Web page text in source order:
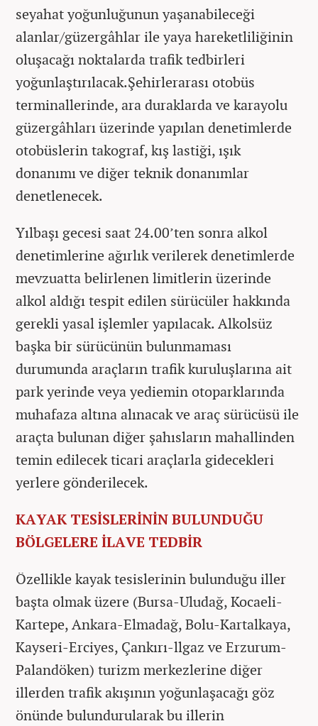
seyahat yoğunluğunun yaşanabileceği
alanlar/güzergâhlar ile yaya hareketliliğinin
oluşacağı noktalarda trafik tedbirleri
yoğunlaştırılacak.Şehirlerarası otobüs
terminallerinde, ara duraklarda ve karayolu
güzergâhları üzerinde yapılan denetimlerde
otobüslerin takograf, kış lastiği, ışık
donanımı ve diğer teknik donanımlar
denetlenecek.
Yılbaşı gecesi saat 24.00’ten sonra alkol
denetimlerine ağırlık verilerek denetimlerde
mevzuatta belirlenen limitlerin üzerinde
alkol aldığı tespit edilen sürücüler hakkında
gerekli yasal işlemler yapılacak. Alkolsüz
başka bir sürücünün bulunmaması
durumunda araçların trafik kuruluşlarına ait
park yerinde veya yediemin otoparklarında
muhafaza altına alınacak ve araç sürücüsü ile
araçta bulunan diğer şahısların mahallinden
temin edilecek ticari araçlarla gidecekleri
yerlere gönderilecek.
KAYAK TESİSLERİNİN BULUNDUĞU
BÖLGELERE İLAVE TEDBİR
Özellikle kayak tesislerinin bulunduğu iller
başta olmak üzere (Bursa-Uludağ, Kocaeli-
Kartepe, Ankara-Elmadağ, Bolu-Kartalkaya,
Kayseri-Erciyes, Çankırı-llgaz ve Erzurum-
Palandöken) turizm merkezlerine diğer
illerden trafik akışının yoğunlaşacağı göz
önünde bulundurularak bu illerin